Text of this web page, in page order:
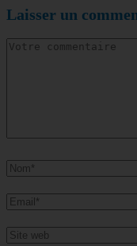
Laisser un